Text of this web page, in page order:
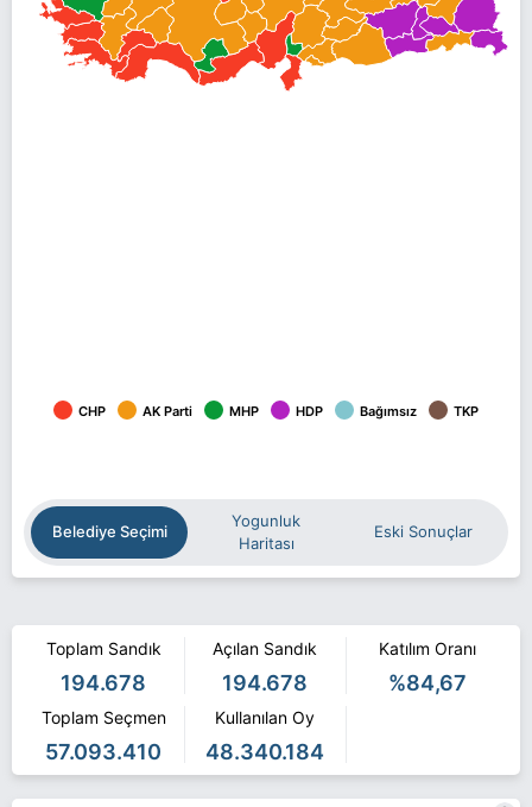
CHP AK Parti MHP HDP Bağımsız TKP
Belediye Seçimi
Yogunluk
Haritası
Eski Sonuçlar
Toplam Sandık
194.678
Açılan Sandık
194.678
Katılım Oranı
%84,67
Toplam Seçmen
57.093.410
Kullanılan Oy
48.340.184